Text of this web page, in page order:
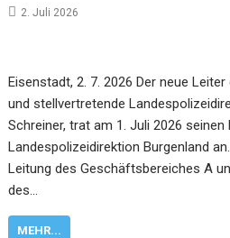
2. Juli 2026
Eisenstadt, 2. 7. 2026 Der neue
und stellvertretende
Schreiner, trat am 1. Juli 2026 seinen
Landespolizeidirektion Burgenland
Leitung des Geschäftsbereiches A
des…
MEHR...